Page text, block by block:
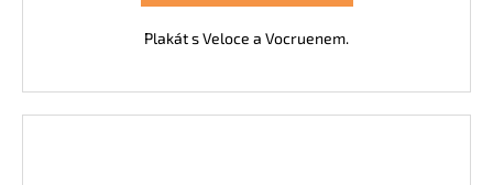
Plakát s Veloce a Vocruenem.